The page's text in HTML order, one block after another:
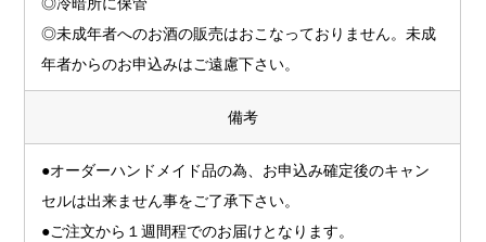
◎未成年者へのお酒の販売はおこなっておりません。未成
年者からのお申込みはご遠慮下さい。
備考
●オーダーハンドメイド品の為、お申込み確定後のキャン
セルは出来ません事をご了承下さい。
●ご注文から１週間程でのお届けとなります。